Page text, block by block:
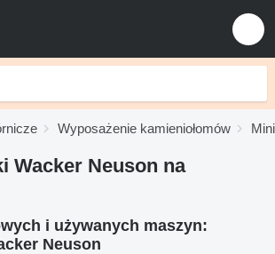
Wyposażenie kamieniołomów
Wacker Neuson na
i używanych maszyn:
Neuson